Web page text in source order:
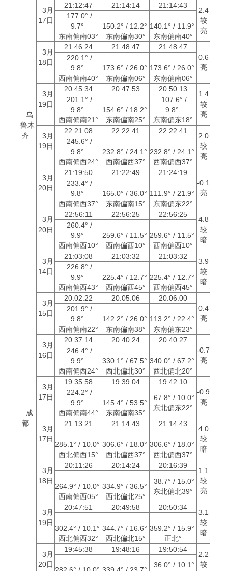
乌
鲁木
齐
3月
17日
21:12:47 21:14:14 21:14:43
2.4
较
亮
177.0° /
9.7°
东南偏南03°
150.2° / 12.2°
东南偏南30°
140.1° / 11.9°
东南偏南40°
3月
18日
21:46:24 21:48:47
21:48:47
0.6
亮
220.1° /
9.8°
西南偏南40°
173.6° / 26.0°
东南偏南06°
173.6° / 26.0°
东南偏南06°
3月
19日
20:45:34 20:47:53 20:50:13
1.4
较
亮
201.1° /
9.8°
西南偏南21°
154.6° / 18.2°
东南偏南25°
107.6° /
9.8°
东南偏东18°
3月
19日
22:21:08 22:22:41 22:22:41
2.0
较
亮
245.6° /
9.8°
西南偏西24°
232.8° / 24.1°
西南偏西37°
232.8° / 24.1°
西南偏西37°
3月
20日
21:19:50 21:22:49
21:24:19
-0.1
亮
233.4° /
9.8°
西南偏西37°
165.0° / 36.0°
东南偏南15°
111.9° / 21.9°
东南偏东22°
3月
20日
22:56:11 22:56:25 22:56:25
4.8
较
暗
260.4° /
9.9°
西南偏西10°
259.6° / 11.5°
西南偏西10°
259.6° / 11.5°
西南偏西10°
成
都
3月
14日
21:03:08 21:03:32 21:03:32
3.9
较
暗
226.8° /
9.9°
西南偏西43°
225.4° / 12.7°
西南偏西45°
225.4° / 12.7°
西南偏西45°
3月
15日
20:02:22 20:05:06
20:06:00
0.4
亮
201.9° /
9.8°
西南偏南22°
142.2° / 26.0°
东南偏南38°
113.2° / 22.4°
东南偏东23°
3月
16日
20:37:14 20:40:24
20:40:27
-0.7
亮
246.4° /
9.9°
西南偏西24°
330.1° / 67.5°
西北偏北30°
340.0° / 67.2°
西北偏北20°
3月
17日
19:35:58 19:39:04
19:42:10
-0.9
亮
224.2° /
9.9°
西南偏南44°
145.4° / 53.5°
东南偏南35°
67.8° / 10.0°
东北偏东22°
3月
17日
21:13:21 21:14:43 21:14:43
4.0
较
暗
285.1° / 10.0°
西北偏西15°
306.6° / 18.0°
西北偏西37°
306.6° / 18.0°
西北偏西37°
3月
18日
20:11:26 20:14:24 20:16:39
1.1
较
亮
264.9° / 10.0°
西南偏西05°
334.9° / 36.5°
西北偏北25°
38.7° / 15.0°
东北偏北39°
3月
19日
20:47:51 20:49:58 20:50:34
3.1
较
暗
302.4° / 10.1°
西北偏西32°
344.7° / 16.6°
西北偏北15°
359.2° / 15.9°
正北°
3月
20日
19:45:38 19:48:16 19:50:54
2.2
较
36.0° / 10.1°